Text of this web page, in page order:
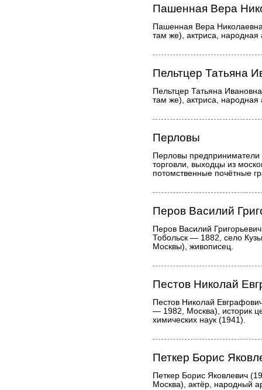
Пашенная Вера
Пашенная Вера
там же), актриса,
Пельтцер Татьяна
Пельтцер Татьяна
там же), актриса,
Перловы
Перловы предприниматели
торговли, выходцы из
потомственные почётные
Перов Василий
Перов Василий
Тобольск — 1882, село
Москвы), живописец.
Пестов Николай
Пестов Николай
— 1982, Москва), историк
химических наук (1941).
Петкер Борис
Петкер Борис Яковлевич
Москва), актёр, народный